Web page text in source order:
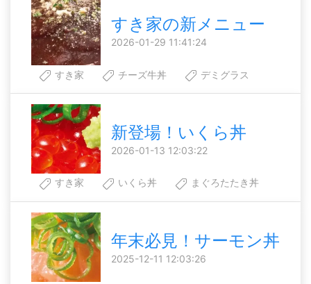
すき家の新メニュー
2026-01-29 11:41:24
すき家 チーズ牛丼 デミグラス
新登場！いくら丼
2026-01-13 12:03:22
すき家 いくら丼 まぐろたたき丼
年末必見！サーモン丼
2025-12-11 12:03:26